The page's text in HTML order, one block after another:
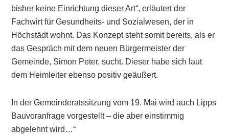
bisher keine Einrichtung dieser Art“, erläutert der
Fachwirt für Gesundheits- und Sozialwesen, der in
Höchstädt wohnt. Das Konzept steht somit bereits, als er
das Gespräch mit dem neuen Bürgermeister der
Gemeinde, Simon Peter, sucht. Dieser habe sich laut
dem Heimleiter ebenso positiv geäußert.
In der Gemeinderatssitzung vom 19. Mai wird auch Lipps
Bauvoranfrage vorgestellt – die aber einstimmig
abgelehnt wird…“